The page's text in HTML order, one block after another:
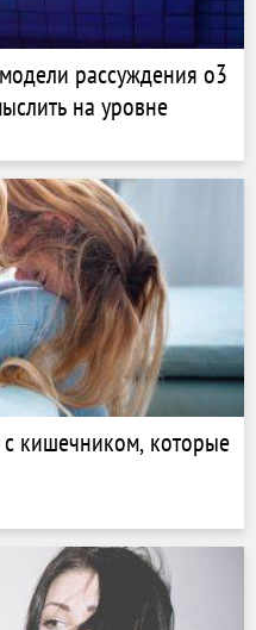
рассуждения o3
на уровне
кишечником, которые